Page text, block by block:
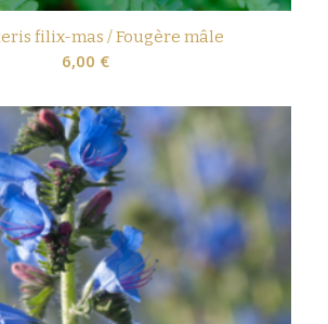
filix-mas / Fougère mâle
6,00 €